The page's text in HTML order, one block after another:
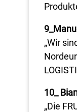
„Wir
10_
„Die